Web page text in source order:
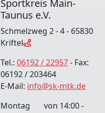
Sportkreis Main-
Taunus e.V.
Schmelzweg 2 - 4 - 65830
Kriftel
Tel.: 06192 / 22957- Fax:
06192 / 203464
E-Mail: info@sk-mtk.de
Montag von 14:00 -